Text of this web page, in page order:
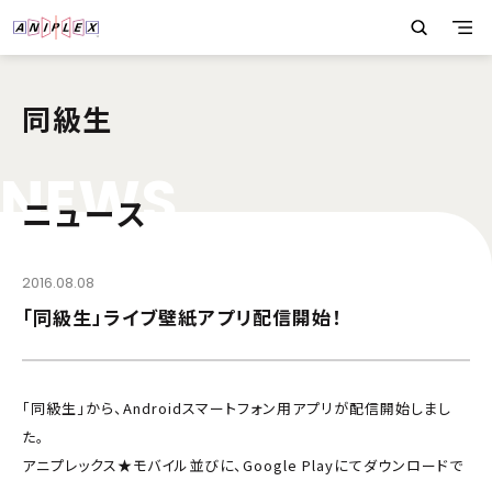
同級生
NEWS
ニュース
2016.08.08
「同級生」ライブ壁紙アプリ配信開始！
「同級生」から、Androidスマートフォン用アプリが配信開始しまし
た。
アニプレックス★モバイル並びに、Google Playにてダウンロードで